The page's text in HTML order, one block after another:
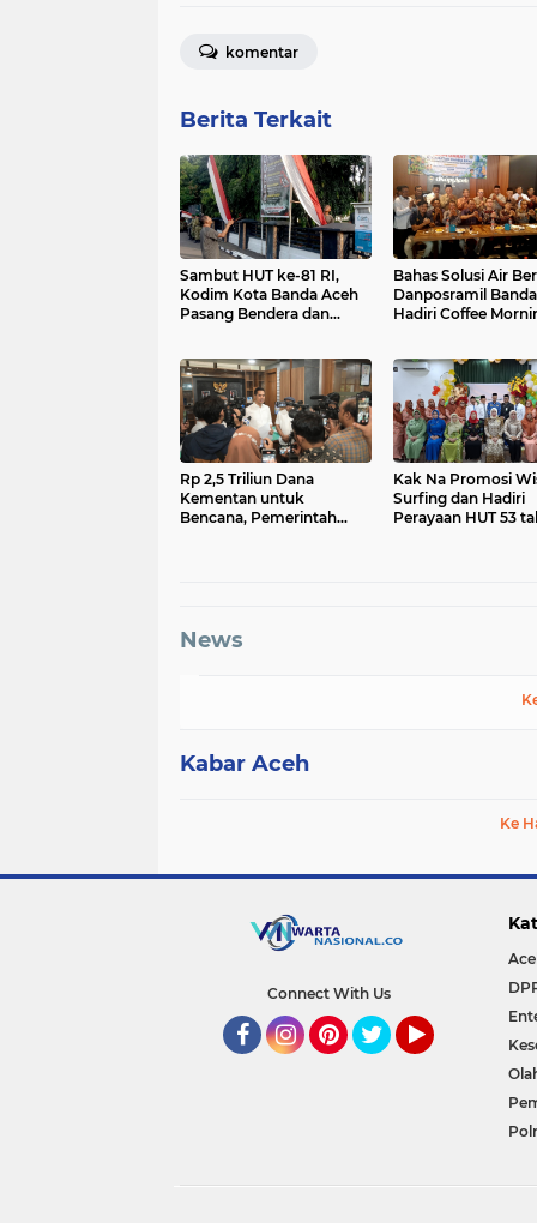
komentar
Berita Terkait
Sambut HUT ke-81 RI,
Kodim Kota Banda Aceh
Pasang Bendera dan
Bahas Solusi Air
Danposramil
Hadiri Coffee
Rp 2,5 Triliun Dana
Kementan untuk
Bencana, Pemerintah
Kak Na Promosi
Surfing dan Hadiri
Perayaan HUT 53
News
Kabar Aceh
Ke
Connect With Us